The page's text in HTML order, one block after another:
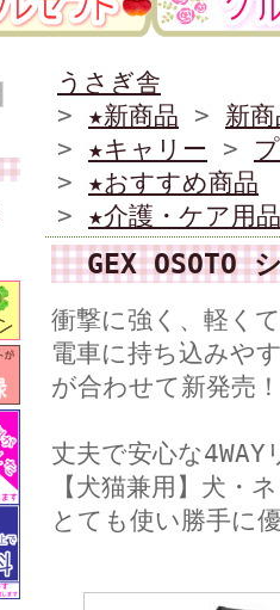
うさぎ舎
> ★新商品 > 新
> ★キャリー >
> ★おすすめ商品
> ★介護・ケア用品
GEX OSOTO
衝撃に強く、軽く
電車に持ち込みや
が合わせて新発売！
丈夫で安心な
【犬猫兼用】犬・
とても使い勝手に